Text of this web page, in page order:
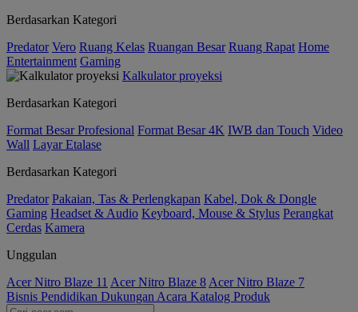
Berdasarkan Kategori
Predator Vero Ruang Kelas Ruangan Besar Ruang Rapat Home
Entertainment Gaming
Kalkulator proyeksi
Berdasarkan Kategori
Format Besar Profesional Format Besar 4K IWB dan Touch Video
Wall Layar Etalase
Berdasarkan Kategori
Predator Pakaian, Tas & Perlengkapan Kabel, Dok & Dongle
Gaming Headset & Audio Keyboard, Mouse & Stylus Perangkat
Cerdas Kamera
Unggulan
Acer Nitro Blaze 11 Acer Nitro Blaze 8 Acer Nitro Blaze 7
Bisnis Pendidikan Dukungan Acara Katalog Produk